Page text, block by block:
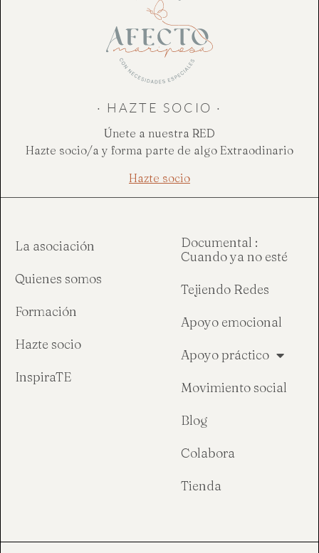
· HAZTE SOCIO ·
Únete a nuestra RED
Hazte socio/a y forma parte de algo Extraodinario
Hazte socio
La asociación
Quienes somos
Formación
Hazte socio
InspiraTE
Documental :
Cuando ya no esté
Tejiendo Redes
Apoyo emocional
Apoyo práctico
Movimiento social
Blog
Colabora
Tienda